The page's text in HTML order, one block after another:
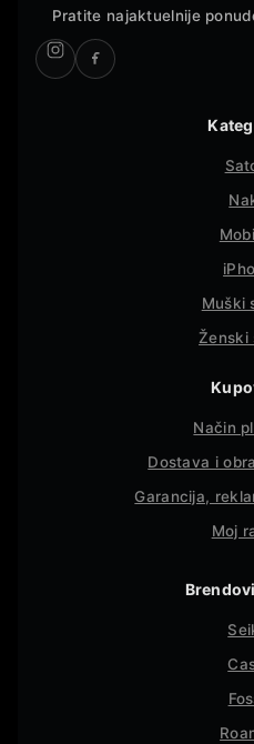
Pratite najaktuelnije
Muški
Ženski
Način
Dostava i
Garancija,
Moj